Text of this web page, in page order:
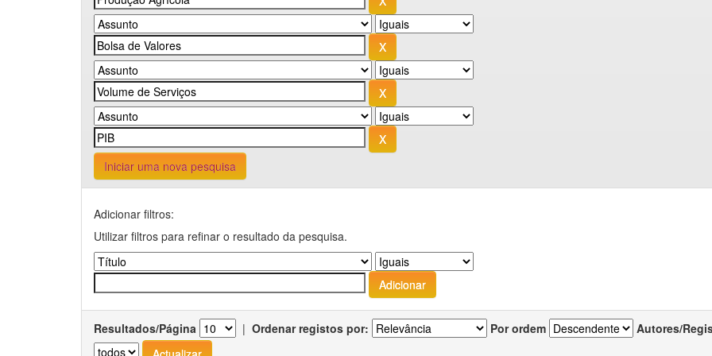
Iniciar uma nova pesquisa
Adicionar filtros:
Utilizar filtros para refinar o resultado da pesquisa.
Resultados/Página | Ordenar registos por: Por ordem Autores/